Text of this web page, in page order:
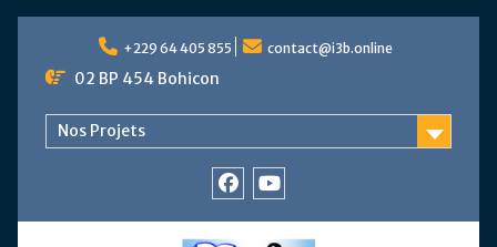
content
+229 64 405 855 contact@i3b.online
02 BP 454 Bohicon
Nos Projets
Youtube